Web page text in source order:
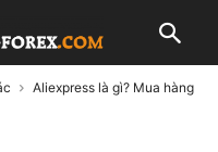
Aliexpress là gì? Mua hàng